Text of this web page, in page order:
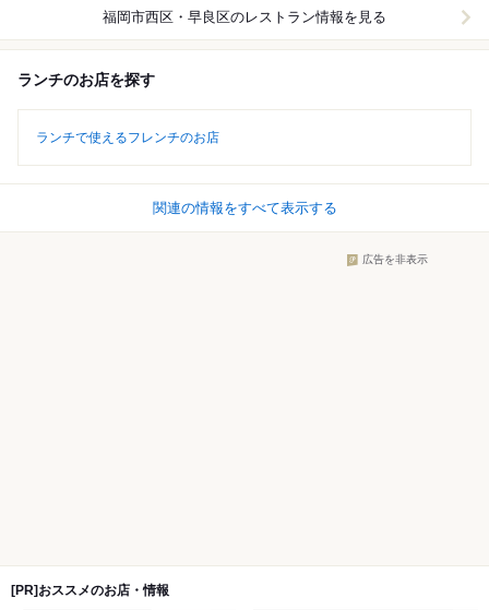
福岡市西区・早良区のレストラン情報を見る
ランチのお店を探す
ランチで使えるフレンチのお店
関連の情報をすべて表示する
広告を非表示
[PR]おススメのお店・情報